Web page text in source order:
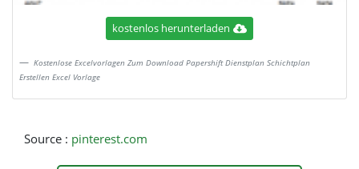
kostenlos herunterladen
Kostenlose Excelvorlagen Zum Download Papershift Dienstplan Schichtplan
Erstellen Excel Vorlage
Source : pinterest.com